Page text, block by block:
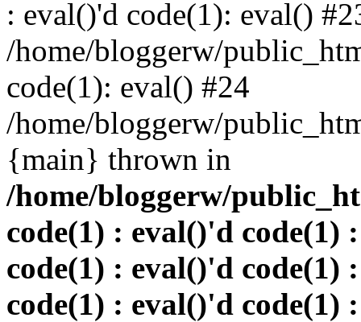
: eval()'d code(1): eval()
/home/bloggerw/
code(1): eval() #24
/home/bloggerw/
{main} thrown in
/home/bloggerw/
code(1) : eval()'d code(1)
code(1) : eval()'d code(1)
code(1) : eval()'d code(1)